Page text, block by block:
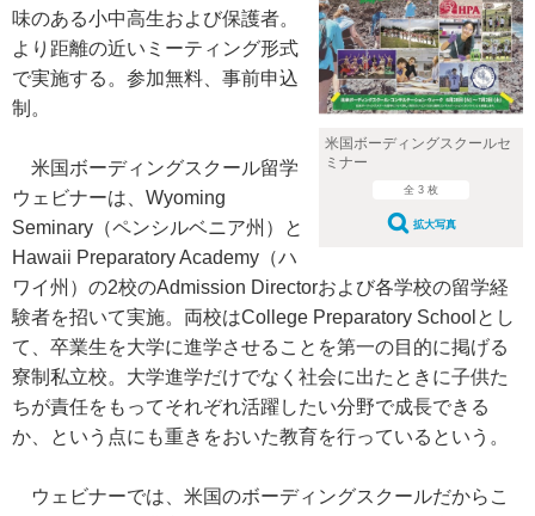
米国ボーディングスクールセ
ミナー
全 3 枚
拡大写真
味のある小中高生および保護者。
より距離の近いミーティング形式
で実施する。参加無料、事前申込
制。
米国ボーディングスクール留学
ウェビナーは、Wyoming
Seminary（ペンシルベニア州）と
Hawaii Preparatory Academy（ハ
ワイ州）の2校のAdmission Directorおよび各学校の留学経
験者を招いて実施。両校はCollege Preparatory Schoolとし
て、卒業生を大学に進学させることを第一の目的に掲げる
寮制私立校。大学進学だけでなく社会に出たときに子供た
ちが責任をもってそれぞれ活躍したい分野で成長できる
か、という点にも重きをおいた教育を行っているという。
ウェビナーでは、米国のボーディングスクールだからこ